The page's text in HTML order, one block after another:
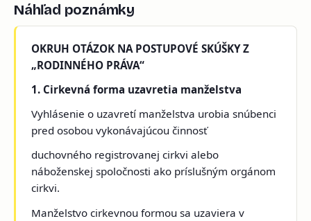
Náhľad poznámky
OKRUH OTÁZOK NA POSTUPOVÉ SKÚŠKY Z
„RODINNÉHO PRÁVA“
1. Cirkevná forma uzavretia manželstva
Vyhlásenie o uzavretí manželstva urobia snúbenci
pred osobou vykonávajúcou činnosť
duchovného registrovanej cirkvi alebo
náboženskej spoločnosti ako príslušným orgánom
cirkvi.
Manželstvo cirkevnou formou sa uzaviera v